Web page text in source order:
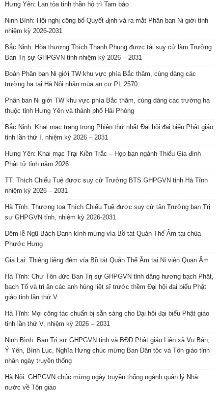
Hưng Yên: Lan tỏa tinh thần hộ trì Tam bảo
Ninh Bình: Hội nghị công bố Quyết định và ra mắt Phân ban Ni giới tỉnh
nhiệm kỳ 2026-2031
Bắc Ninh: Hòa thượng Thích Thanh Phụng được tái suy cử làm Trưởng
Ban Trị sự GHPGVN tỉnh nhiệm kỳ 2026 – 2031
Đoàn Phân ban Ni giới TW khu vực phía Bắc thăm, cúng dàng các
trường hạ tại Hà Nội nhân mùa an cư PL.2570
Phân ban Ni giới TW khu vực phía Bắc thăm, cúng dàng các trường hạ
thuộc tỉnh Hưng Yên và thành phố Hải Phòng
Bắc Ninh: Khai mạc trang trọng Phiên thứ nhất Đại hội đại biểu Phật giáo
tỉnh lần thứ I, nhiệm kỳ 2026 – 2031
Hưng Yên: Khai mạc Trại Kiền Trắc – Họp bạn ngành Thiếu Gia đình
Phật tử tỉnh năm 2026
TT. Thích Chiếu Tuệ được suy cử Trưởng BTS GHPGVN tỉnh Hà Tĩnh
nhiệm kỳ 2026 – 2031
Hà Tĩnh: Thượng tọa Thích Chiếu Tuệ được suy cử tân Trưởng ban Trị
sự GHPGVN tỉnh, nhiệm kỳ 2026-2031
Đêm lễ Ngũ Bách Danh kính mừng vía Bồ tát Quán Thế Âm tại chùa
Phước Hưng
Gia Lai: Thiêng liêng đêm vía Bồ tát Quán Thế Âm tại Ni viện Quan Âm
Hà Tĩnh: Chư Tôn đức Ban Trị sự GHPGVN tỉnh dâng hương bạch Phật,
bạch Tổ và tri ân các anh hùng liệt sĩ trước thềm Đại hội đại biểu Phật
giáo tỉnh lần thứ V
Hà Tĩnh: Mọi công tác chuẩn bị sẵn sàng cho Đại hội đại biểu Phật giáo
tỉnh lần thứ V, nhiệm kỳ 2026 – 2031
Ninh Bình: Ban Trị sự GHPGVN tỉnh và BĐD Phật giáo Liên xã Vụ Bản,
Ý Yên, Bình Lục, Nghĩa Hưng chúc mừng Ban Dân tộc và Tôn giáo tỉnh
nhân ngày truyền thống
Hà Nội: GHPGVN chúc mừng ngày truyền thống ngành quản lý Nhà
nước về Tôn giáo